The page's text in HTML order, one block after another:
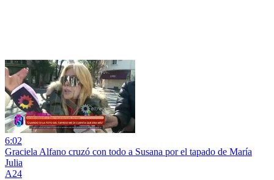
6:02
Graciela Alfano cruzó con todo a Susana por el tapado de María
Julia
A24